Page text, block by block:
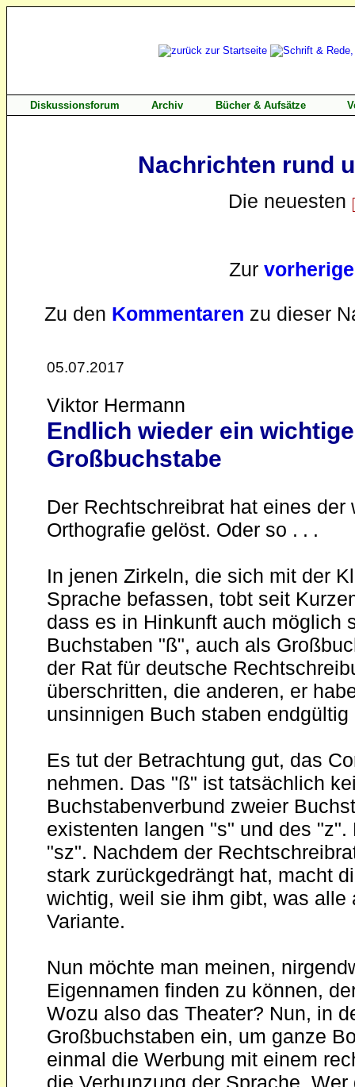
Diskussionsforum Archiv Bücher & Aufsätze
Nachrichten rund
Die neuesten
Zur
Zu den Kommentaren zu dieser
05.07.2017
Viktor Hermann
Endlich wieder ein
Großbuchstabe
Der Rechtschreibrat hat eines
Orthografie gelöst. Oder so . . .
In jenen Zirkeln, die sich mit der
Sprache befassen, tobt seit
dass es in Hinkunft auch möglich
Buchstaben "ß", auch als
der Rat für deutsche
überschritten, die anderen, er
unsinnigen Buch staben
Es tut der Betrachtung gut, das
nehmen. Das "ß" ist tatsächlich
Buchstabenverbund zweier
existenten langen "s" und des
"sz". Nachdem der
stark zurückgedrängt hat, macht
wichtig, weil sie ihm gibt, was
Variante.
Nun möchte man meinen,
Eigennamen finden zu können,
Wozu also das Theater? Nun, in
Großbuchstaben ein, um ganze
einmal die Werbung mit einem
die Verhunzung der Sprache.